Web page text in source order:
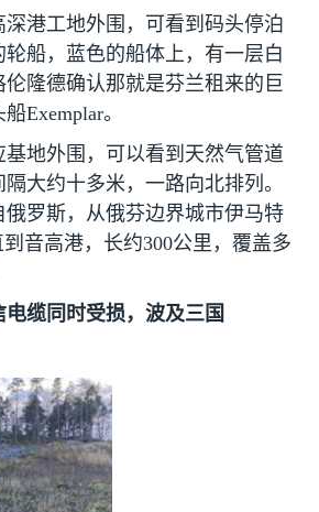
港工地外围，可看到码头停泊
船，蓝色的船体上，有一层白
隆德确认那就是芬兰租来的巨
船Exemplar。
地外围，可以看到天然气管道
大约十多米，一路向北排列。
罗斯，从俄芬边界城市伊马特
到音高港，长约300公里，覆盖多
缆同时受损，波及三国